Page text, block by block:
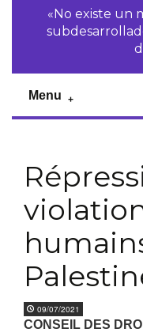
«No existe un
Menu
09/07/2021
CONSEIL DES